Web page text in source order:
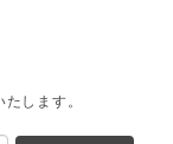
します。